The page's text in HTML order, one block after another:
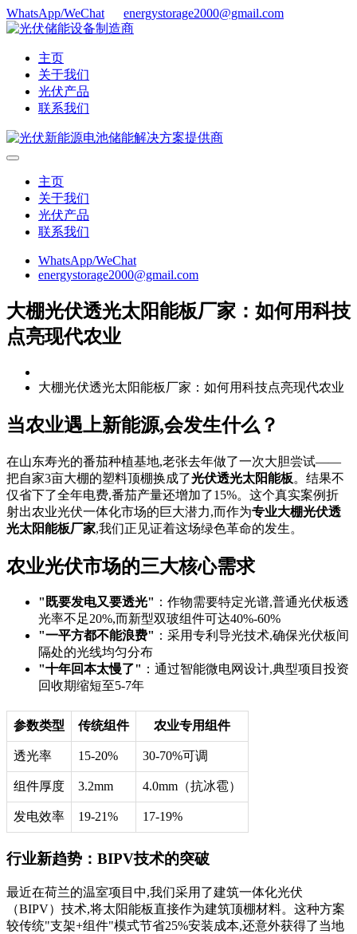
WhatsApp/WeChat energystorage2000@gmail.com
主页
关于我们
光伏产品
联系我们
主页
关于我们
光伏产品
联系我们
WhatsApp/WeChat
energystorage2000@gmail.com
大棚光伏透光太阳能板厂家：如何用科技
点亮现代农业
大棚光伏透光太阳能板厂家：如何用科技点亮现代农业
当农业遇上新能源,会发生什么？
在山东寿光的番茄种植基地,老张去年做了一次大胆尝试——
把自家3亩大棚的塑料顶棚换成了光伏透光太阳能板。结果不
仅省下了全年电费,番茄产量还增加了15%。这个真实案例折
射出农业光伏一体化市场的巨大潜力,而作为专业大棚光伏透
光太阳能板厂家,我们正见证着这场绿色革命的发生。
农业光伏市场的三大核心需求
"既要发电又要透光" ：作物需要特定光谱,普通光伏板透
光率不足20%,而新型双玻组件可达40%-60%
"一平方都不能浪费" ：采用专利导光技术,确保光伏板间
隔处的光线均匀分布
"十年回本太慢了" ：通过智能微电网设计,典型项目投资
回收期缩短至5-7年
参数类型 传统组件 农业专用组件
透光率 15-20% 30-70%可调
组件厚度 3.2mm 4.0mm（抗冰雹）
发电效率 19-21% 17-19%
行业新趋势：BIPV技术的突破
最近在荷兰的温室项目中,我们采用了建筑一体化光伏
（BIPV）技术,将太阳能板直接作为建筑顶棚材料。这种方案
较传统"支架+组件"模式节省25%安装成本,还意外获得了当地